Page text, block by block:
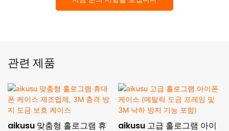
관련 제품
aikusu 맞춤형 홀로그램 휴
aikusu 고급 홀로그램 아이